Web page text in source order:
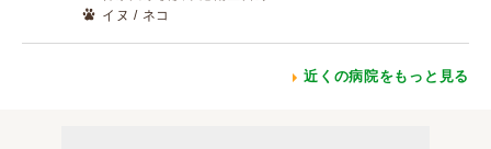
イヌ / ネコ
近くの病院をもっと見る